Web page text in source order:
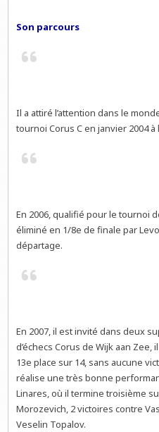
Son parcours
Il a attiré l’attention dans le
tournoi Corus C en janvier 2004 à
En 2006, qualifié pour le tournoi
éliminé en 1/8e de finale par
départage.
En 2007, il est invité dans deux
d’échecs Corus de Wijk aan
13e place sur 14, sans aucune
réalise une très bonne
Linares, où il termine troisième
Morozevich, 2 victoires contre
Veselin Topalov.